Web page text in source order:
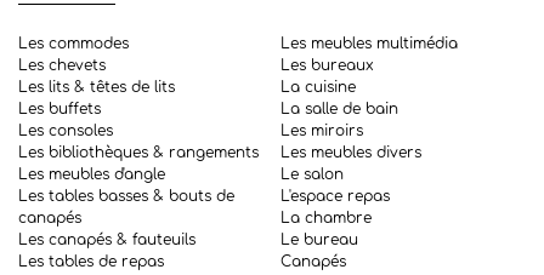
Les commodes
Les chevets
Les lits & têtes de lits
Les buffets
Les consoles
Les bibliothèques & rangements
Les meubles d'angle
Les tables basses & bouts de
canapés
Les canapés & fauteuils
Les tables de repas
Les meubles multimédia
Les bureaux
La cuisine
La salle de bain
Les miroirs
Les meubles divers
Le salon
L'espace repas
La chambre
Le bureau
Canapés